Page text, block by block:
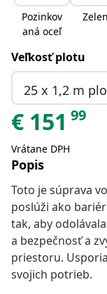
Pozinkov
aná oceľ
Veľkosť plotu
25 x 1,2 m
€ 151 99
Vrátane DPH
Popis
Toto je súprava
poslúži ako
tak, aby
a bezpečnosť a
priestoru.
svojich potrieb.